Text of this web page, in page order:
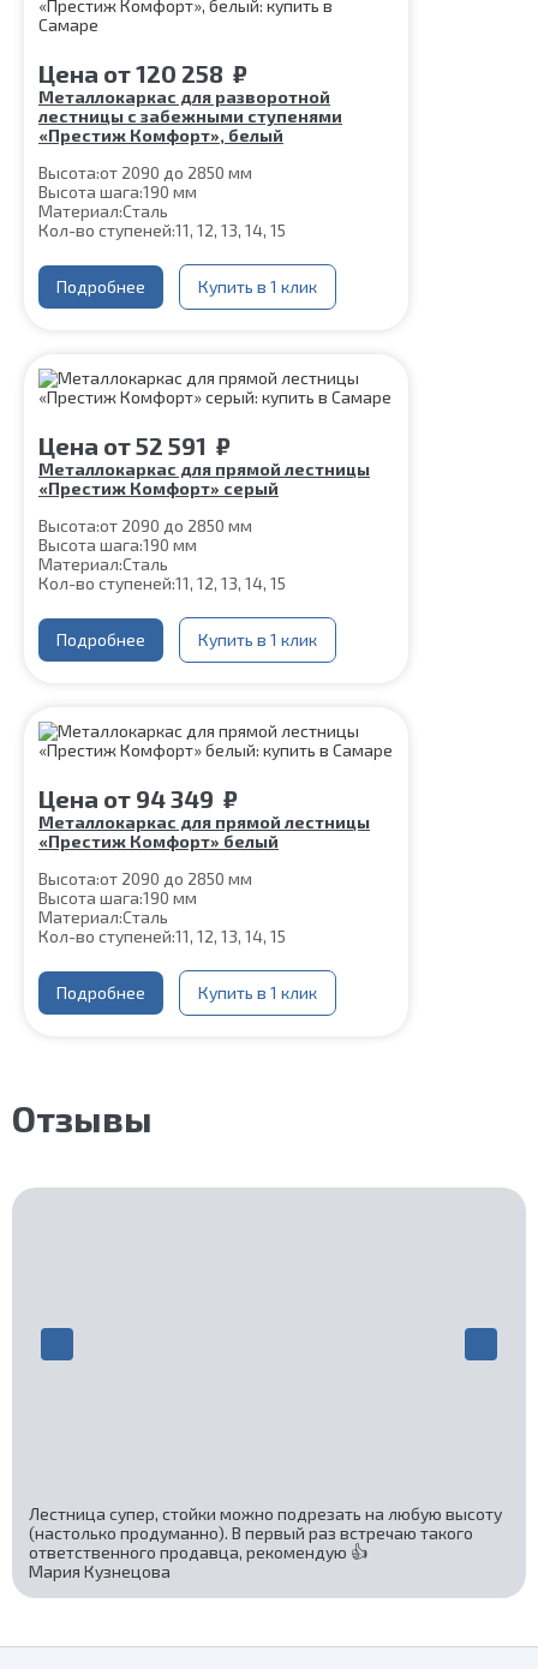
Цена от120 258 ₽
Металлокаркас для разворотной
лестницы с забежными ступенями
«Престиж Комфорт», белый
Высота:от 2090 до 2850 мм
Высота шага:190 мм
Материал:Сталь
Кол-во ступеней:11, 12, 13, 14, 15
Подробнее Купить в 1 клик
Цена от52 591 ₽
Металлокаркас для прямой лестницы
«Престиж Комфорт» серый
Высота:от 2090 до 2850 мм
Высота шага:190 мм
Материал:Сталь
Кол-во ступеней:11, 12, 13, 14, 15
Подробнее Купить в 1 клик
Цена от 94 349 ₽
Металлокаркас для прямой лестницы
«Престиж Комфорт» белый
Высота:от 2090 до 2850 мм
Высота шага:190 мм
Материал:Сталь
Кол-во ступеней:11, 12, 13, 14, 15
Подробнее Купить в 1 клик
Отзывы
Лестница супер, стойки можно подрезать на любую высоту
(настолько продуманно). В первый раз встречаю такого
ответственного продавца, рекомендую 👍
Мария Кузнецова